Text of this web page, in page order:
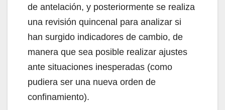
de antelación, y posteriormente se realiza
una revisión quincenal para analizar si
han surgido indicadores de cambio, de
manera que sea posible realizar ajustes
ante situaciones inesperadas (como
pudiera ser una nueva orden de
confinamiento).